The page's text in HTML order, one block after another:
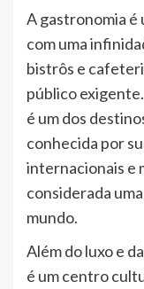
A gastronomia é
com uma
bistrôs e
público
é um dos
conhecida por
internacionais e
considerada
mundo.
Além do luxo e
é um centro